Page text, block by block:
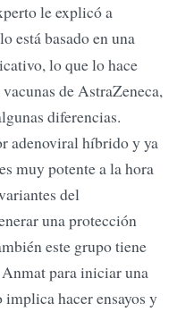
le explicó a
está basado en una
lo que lo hace
de AstraZeneca,
diferencias.
adenoviral híbrido y ya
muy potente a la hora
del
una protección
este grupo tiene
para iniciar una
hacer ensayos y